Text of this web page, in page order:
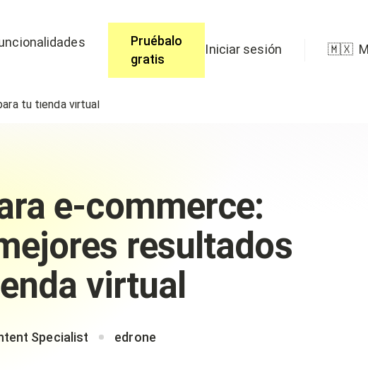
Pruébalo
gratis
Iniciar sesión 🇲🇽
tu tienda virtual
e-commerce:
resultados
virtual
Specialist edrone